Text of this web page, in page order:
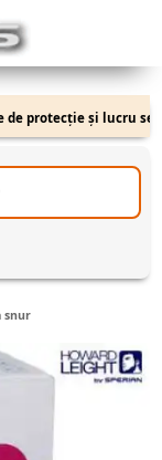
și lucru se
snur